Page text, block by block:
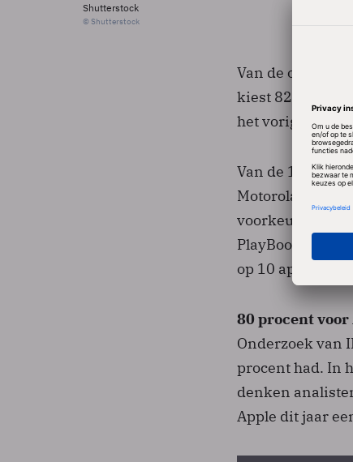
Shutterstock
© Shutterstock
Van de
kiest 82 procent
het vorige
Van de 18
Motorola Xoom,
voorkeur voor
PlayBook van
op 10 april op
80 procent voor
Onderzoek van
procent had. In
denken
Apple dit jaar